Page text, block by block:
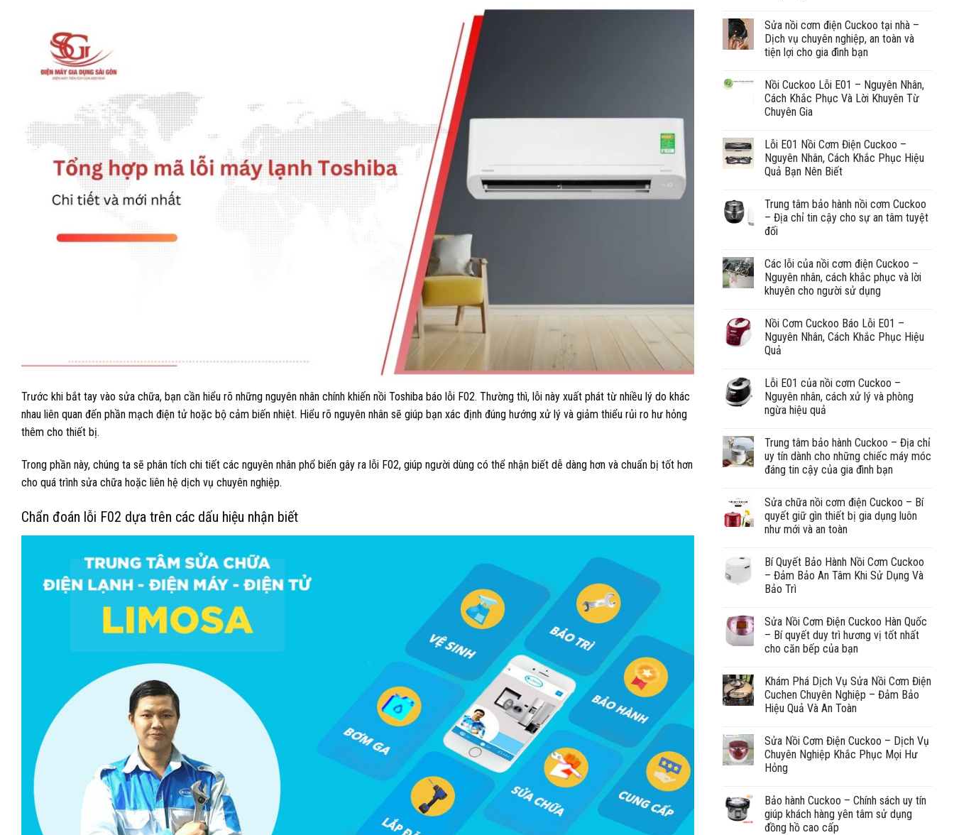
Trước khi bắt tay vào sửa chữa, bạn cần hiểu rõ những nguyên nhân chính khiến nồi Toshiba báo lỗi F02. Thường thì, lỗi này xuất phát từ nhiều lý do khác
nhau liên quan đến phần mạch điện tử hoặc bộ cảm biến nhiệt. Hiểu rõ nguyên nhân sẽ giúp bạn xác định đúng hướng xử lý và giảm thiểu rủi ro hư hỏng
thêm cho thiết bị.
Trong phần này, chúng ta sẽ phân tích chi tiết các nguyên nhân phổ biến gây ra lỗi F02, giúp người dùng có thể nhận biết dễ dàng hơn và chuẩn bị tốt hơn
cho quá trình sửa chữa hoặc liên hệ dịch vụ chuyên nghiệp.
Chẩn đoán lỗi F02 dựa trên các dấu hiệu nhận biết
Sửa nồi cơm điện Cuckoo tại nhà –
Dịch vụ chuyên nghiệp, an toàn và
tiện lợi cho gia đình bạn
Nồi Cuckoo Lỗi E01 – Nguyên Nhân,
Cách Khắc Phục Và Lời Khuyên Từ
Chuyên Gia
Lỗi E01 Nồi Cơm Điện Cuckoo –
Nguyên Nhân, Cách Khắc Phục Hiệu
Quả Bạn Nên Biết
Trung tâm bảo hành nồi cơm Cuckoo
– Địa chỉ tin cậy cho sự an tâm tuyệt
đối
Các lỗi của nồi cơm điện Cuckoo –
Nguyên nhân, cách khắc phục và lời
khuyên cho người sử dụng
Nồi Cơm Cuckoo Báo Lỗi E01 –
Nguyên Nhân, Cách Khắc Phục Hiệu
Quả
Lỗi E01 của nồi cơm Cuckoo –
Nguyên nhân, cách xử lý và phòng
ngừa hiệu quả
Trung tâm bảo hành Cuckoo – Địa chỉ
uy tín dành cho những chiếc máy móc
đáng tin cậy của gia đình bạn
Sửa chữa nồi cơm điện Cuckoo – Bí
quyết giữ gìn thiết bị gia dụng luôn
như mới và an toàn
Bí Quyết Bảo Hành Nồi Cơm Cuckoo
– Đảm Bảo An Tâm Khi Sử Dụng Và
Bảo Trì
Sửa Nồi Cơm Điện Cuckoo Hàn Quốc
– Bí quyết duy trì hương vị tốt nhất
cho căn bếp của bạn
Khám Phá Dịch Vụ Sửa Nồi Cơm Điện
Cuchen Chuyên Nghiệp – Đảm Bảo
Hiệu Quả Và An Toàn
Sửa Nồi Cơm Điện Cuckoo – Dịch Vụ
Chuyên Nghiệp Khắc Phục Mọi Hư
Hỏng
Bảo hành Cuckoo – Chính sách uy tín
giúp khách hàng yên tâm sử dụng
đồng hồ cao cấp